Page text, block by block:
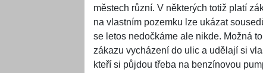
městech různí. V některých totiž platí
na vlastním pozemku lze ukázat
se letos nedočkáme ale nikde. Možná
zákazu vycházení do ulic a udělají si
kteří si půjdou třeba na benzínovou